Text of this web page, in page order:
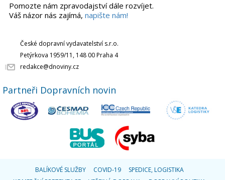
Pomozte nám zpravodajství dále rozvíjet.
Váš názor nás zajímá, napište nám!
České dopravní vydavatelství s.r.o.
Petýrkova 1959/11, 148 00 Praha 4
redakce@dnoviny.cz
Partneři Dopravních novin
BALÍKOVÉ SLUŽBY COVID-19
SPEDICE, LOGISTIKA